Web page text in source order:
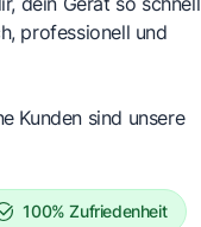
professionell und
Kunden sind unsere
100% Zufriedenheit